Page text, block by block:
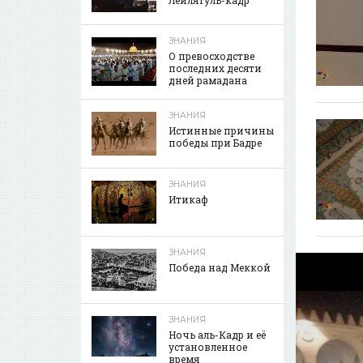
ЗНАНИЯ
О превосходстве
последних десяти
дней рамадана
ЗНАНИЯ
Истинные причины
победы при Бадре
ЗНАНИЯ
Итикаф
ЗНАНИЯ
Победа над Меккой
ЗНАНИЯ
Ночь аль-Кадр и её
установленное
время